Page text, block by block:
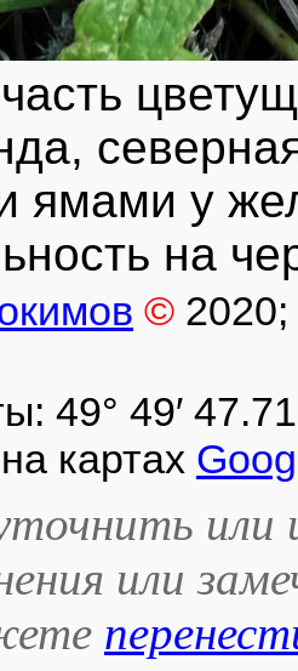
ямами у
на
© 2020
49° 49′
картах
или
или